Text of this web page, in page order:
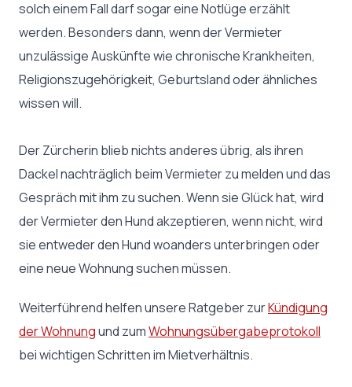
solch einem Fall darf sogar eine Notlüge erzählt
werden. Besonders dann, wenn der Vermieter
unzulässige Auskünfte wie chronische Krankheiten,
Religionszugehörigkeit, Geburtsland oder ähnliches
wissen will.
Der Zürcherin blieb nichts anderes übrig, als ihren
Dackel nachträglich beim Vermieter zu melden und das
Gespräch mit ihm zu suchen. Wenn sie Glück hat, wird
der Vermieter den Hund akzeptieren, wenn nicht, wird
sie entweder den Hund woanders unterbringen oder
eine neue Wohnung suchen müssen.
Weiterführend helfen unsere Ratgeber zurKündigung
der Wohnungund zumWohnungsübergabeprotokoll
bei wichtigen Schritten im Mietverhältnis.